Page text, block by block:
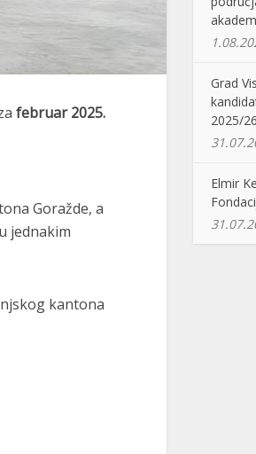
februar 2025.
Goražde, a
jednakim
kantona
Grad
2025/
Elmir